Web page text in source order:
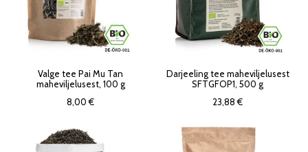
Valge tee Pai Mu Tan
maheviljelusest, 100 g
8,00 €
Darjeeling tee maheviljelusest
SFTGFOP1, 500 g
23,88 €